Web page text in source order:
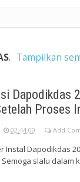
. Tampilkan
Dapodikdas
Proses
02.44.00 Add
Instal Dapodikdas
slalu dalam